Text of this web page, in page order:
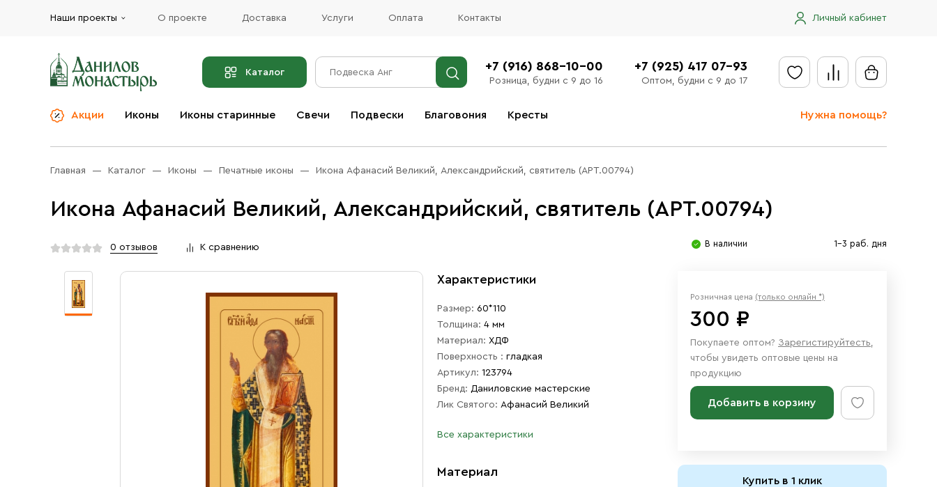
Наши проекты О проекте Доставка Услуги Оплата Контакты Личный кабинет
Каталог +7 (916) 868-10-00
Розница, будни с 9 до 16
+7 (925) 417 07-93
Оптом, будни с 9 до 17
Акции Иконы Иконы старинные Свечи Подвески Благовония Кресты Нужна помощь?
Отправить заявку
Церковная утварь
Иконы
Бренды
Услуги
Главная Каталог Иконы Печатные иконы Икона Афанасий Великий, Александрийский, святитель (АРТ.00794)
Икона Афанасий Великий, Александрийский, святитель (АРТ.00794)
0 отзывов К сравнению В наличии 1-3 раб. дня
Характеристики
Размер: 60*110
Толщина: 4 мм
Материал: ХДФ
Поверхность : гладкая
Артикул: 123794
Бренд: Даниловские мастерские
Лик Святого: Афанасий Великий
Все характеристики
Материал
Розничная цена (только онлайн *)
300 ₽
Покупаете оптом? Зарегистируйтесть,
чтобы увидеть оптовые цены на
продукцию
Добавить в корзину
Купить в 1 клик